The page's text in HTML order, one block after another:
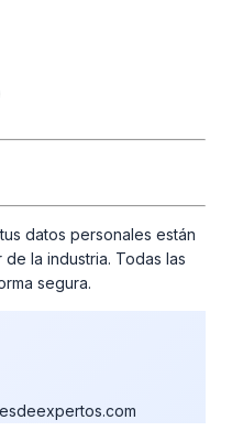
datos personales están
la industria. Todas las
segura.